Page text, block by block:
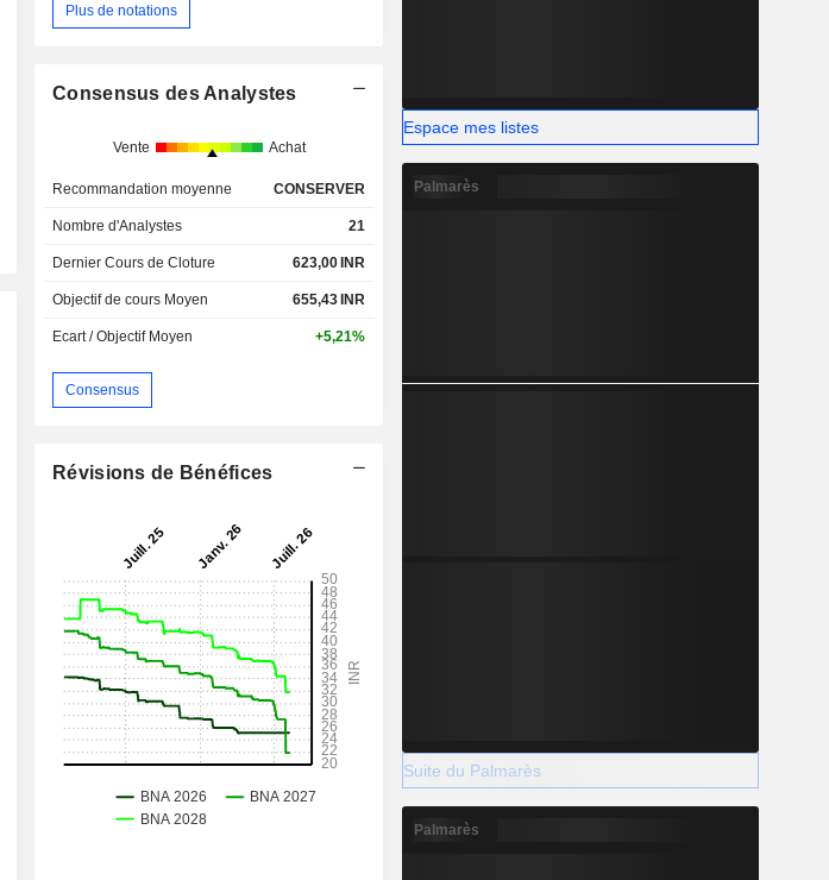
Plus de notations
Consensus des Analystes
Vente Achat
Recommandation moyenne CONSERVER
Nombre d'Analystes 21
Dernier Cours de Cloture 623,00 INR
Objectif de cours Moyen 655,43 INR
Ecart / Objectif Moyen +5,21%
Consensus
Révisions de Bénéfices
Espace mes listes
Palmarès
Suite du Palmarès
Palmarès